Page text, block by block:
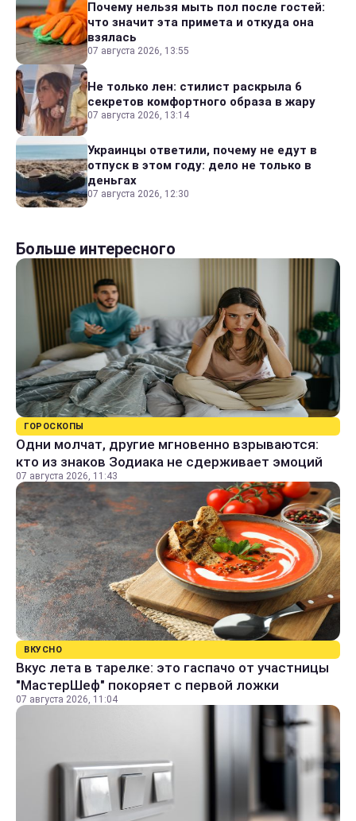
Почему нельзя мыть пол после гостей:
что значит эта примета и откуда она
взялась
07 августа 2026, 13:55
Не только лен: стилист раскрыла 6
секретов комфортного образа в жару
07 августа 2026, 13:14
Украинцы ответили, почему не едут в
отпуск в этом году: дело не только в
деньгах
07 августа 2026, 12:30
Больше интересного
ГОРОСКОПЫ
Одни молчат, другие мгновенно взрываются:
кто из знаков Зодиака не сдерживает эмоций
07 августа 2026, 11:43
ВКУСНО
Вкус лета в тарелке: это гаспачо от участницы
"МастерШеф" покоряет с первой ложки
07 августа 2026, 11:04